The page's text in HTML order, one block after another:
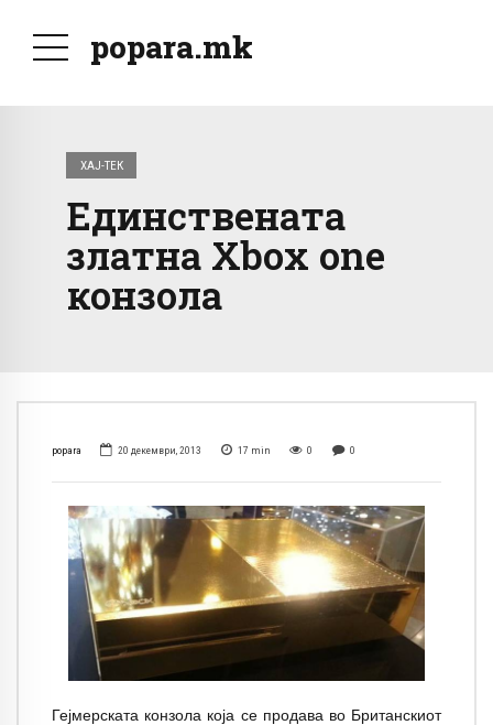
popara.mk
ХАЈ-ТЕК
Единствената
златна Xbox one
конзола
popara 20 декември, 2013 17 min 0 0
Гејмерската конзола која се продава во Британскиот